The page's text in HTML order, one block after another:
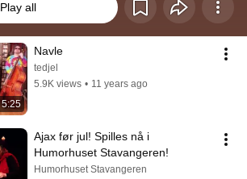
Play all
5:25
Navle
tedjel
5.9K views • 11 years ago
Ajax før jul! Spilles nå i
Humorhuset Stavangeren!
Humorhuset Stavangeren